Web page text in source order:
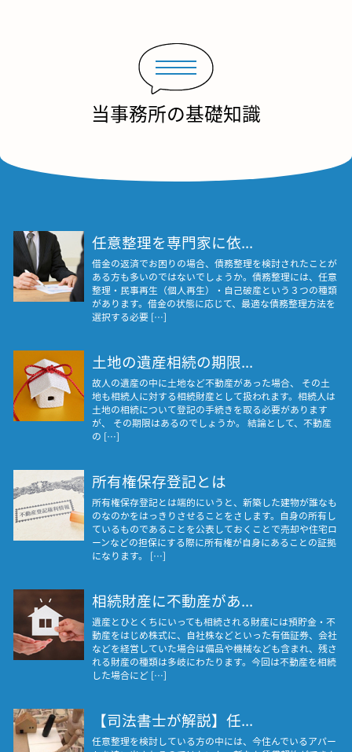
当事務所の基礎知識
任意整理を専門家に依...
借金の返済でお困りの場合、債務整理を検討されたことが
ある方も多いのではないでしょうか。債務整理には、任意
整理・民事再生（個人再生）・自己破産という３つの種類
があります。借金の状態に応じて、最適な債務整理方法を
選択する必要 […]
土地の遺産相続の期限...
故人の遺産の中に土地など不動産があった場合、 その土
地も相続人に対する相続財産として扱われます。相続人は
土地の相続について登記の手続きを取る必要があります
が、 その期限はあるのでしょうか。 結論として、不動産
の […]
所有権保存登記とは
所有権保存登記とは端的にいうと、新築した建物が誰なも
のなのかをはっきりさせることをさします。自身の所有し
ているものであることを公表しておくことで売却や住宅ロ
ーンなどの担保にする際に所有権が自身にあることの証拠
になります。 […]
相続財産に不動産があ...
遺産とひとくちにいっても相続される財産には預貯金・不
動産をはじめ株式に、自社株などといった有価証券、会社
などを経営していた場合は備品や機械なども含まれ、残さ
れる財産の種類は多岐にわたります。今回は不動産を相続
した場合にど […]
【司法書士が解説】任...
任意整理を検討している方の中には、今住んでいるアパー